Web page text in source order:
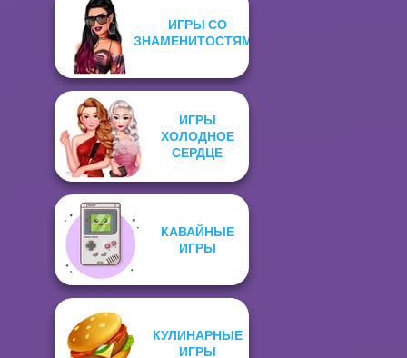
ИГРЫ СО
ЗНАМЕНИТОСТЯМИ
ИГРЫ
ХОЛОДНОЕ
СЕРДЦЕ
КАВАЙНЫЕ
ИГРЫ
КУЛИНАРНЫЕ
ИГРЫ